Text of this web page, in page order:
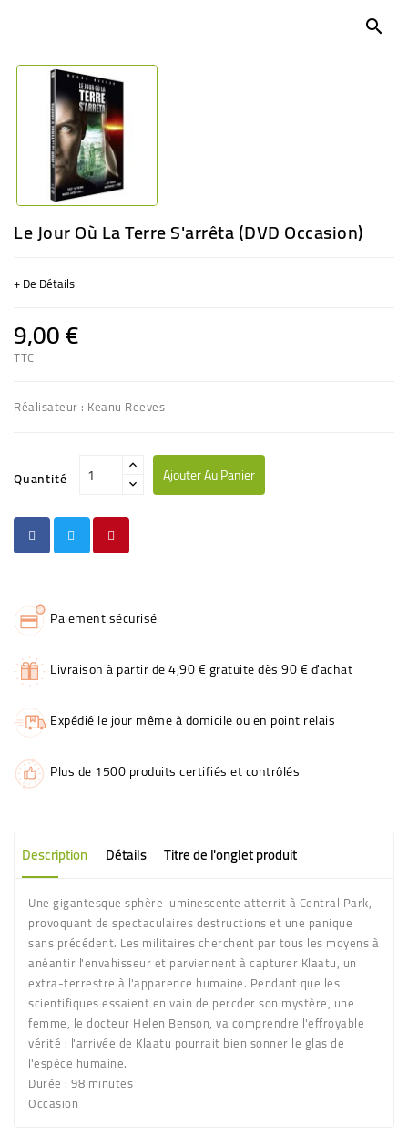
search
Le Jour Où La Terre S'arrêta (DVD Occasion)
+ De Détails
9,00 €
TTC
Réalisateur : Keanu Reeves
Quantité Ajouter Au Panier
Paiement sécurisé
Livraison à partir de 4,90 € gratuite dès 90 € d'achat
Expédié le jour même à domicile ou en point relais
Plus de 1500 produits certifiés et contrôlés
Description Détails Titre de l'onglet produit
Une gigantesque sphère luminescente atterrit à Central Park,
provoquant de spectaculaires destructions et une panique
sans précédent. Les militaires cherchent par tous les moyens à
anéantir l'envahisseur et parviennent à capturer Klaatu, un
extra-terrestre à l'apparence humaine. Pendant que les
scientifiques essaient en vain de percder son mystère, une
femme, le docteur Helen Benson, va comprendre l'effroyable
vérité : l'arrivée de Klaatu pourrait bien sonner le glas de
l'espèce humaine.
Durée : 98 minutes
Occasion